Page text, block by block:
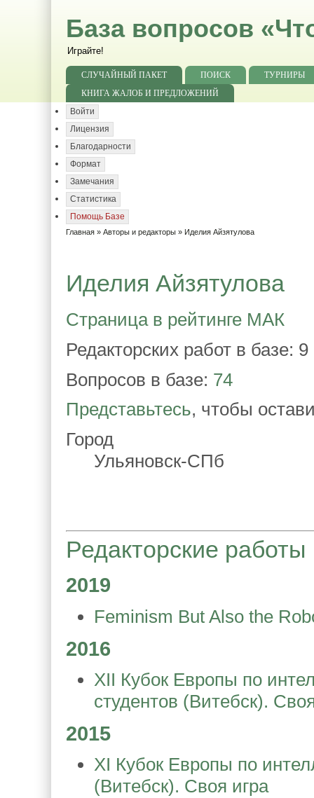
База вопросов
Играйте!
СЛУЧАЙНЫЙ ПАКЕТ ПОИСК
ТУРНИРЫ
КНИГА ЖАЛОБ И ПРЕДЛОЖЕНИЙ
Войти
Лицензия
Благодарности
Формат
Замечания
Статистика
Помощь Базе
Главная » Авторы и редакторы » Иделия Айзятулова
Иделия Айзятулова
Страница в рейтинге МАК
Редакторских работ в базе: 9
Вопросов в базе: 74
Представьтесь, чтобы
Город
Ульяновск-СПб
Редакторские работы
2019
Feminism But Also the
2016
XII Кубок Европы по
студентов (Витебск).
2015
XI Кубок Европы по
(Витебск). Своя игра